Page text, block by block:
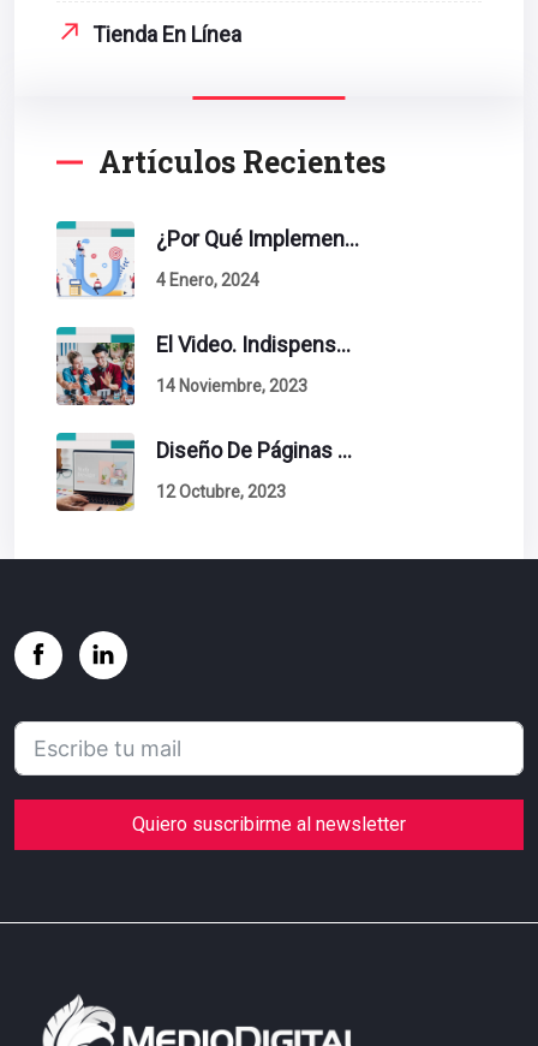
Tienda En Línea
Artículos Recientes
¿Por Qué Implementar La Metodología Inbound Marketing En Tu Empresa?
4 Enero, 2024
El Video. Indispensable En Tu Estrategia De Contenidos.
14 Noviembre, 2023
Diseño De Páginas Web. Esto Debe Tener Un Sitio Exitoso.
12 Octubre, 2023
Quiero suscribirme al newsletter